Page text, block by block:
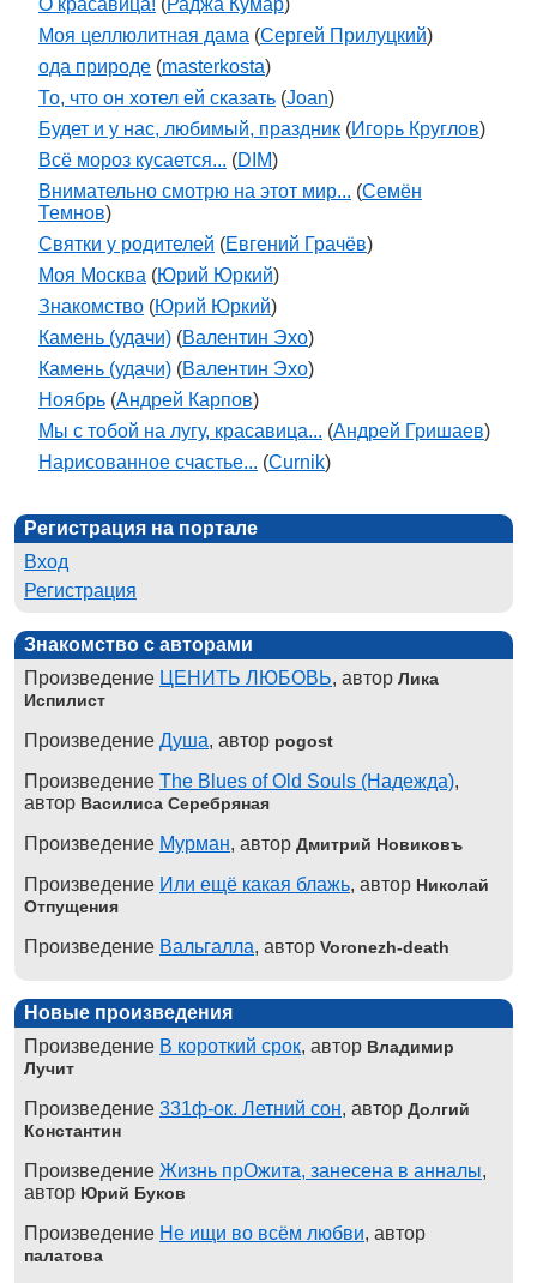
О красавица! (Раджа Кумар)
Моя целлюлитная дама (Сергей Прилуцкий)
ода природе (masterkosta)
То, что он хотел ей сказать (Joan)
Будет и у нас, любимый, праздник (Игорь Круглов)
Всё мороз кусается... (DIM)
Внимательно смотрю на этот мир... (Семён
Темнов)
Святки у родителей (Евгений Грачёв)
Моя Москва (Юрий Юркий)
Знакомство (Юрий Юркий)
Камень (удачи) (Валентин Эхо)
Камень (удачи) (Валентин Эхо)
Ноябрь (Андрей Карпов)
Мы с тобой на лугу, красавица... (Андрей Гришаев)
Нарисованное счастье... (Curnik)
Регистрация на портале
Вход
Регистрация
Знакомство с авторами
Произведение ЦЕНИТЬ ЛЮБОВЬ, автор Лика
Испилист
Произведение Душа, автор pogost
Произведение The Blues of Old Souls (Надежда),
автор Василиса Серебряная
Произведение Мурман, автор Дмитрий Новиковъ
Произведение Или ещё какая блажь, автор Николай
Отпущения
Произведение Вальгалла, автор Voronezh-death
Новые произведения
Произведение В короткий срок, автор Владимир
Лучит
Произведение 331ф-ок. Летний сон, автор Долгий
Константин
Произведение Жизнь прОжита, занесена в анналы,
автор Юрий Буков
Произведение Не ищи во всём любви, автор
палатова